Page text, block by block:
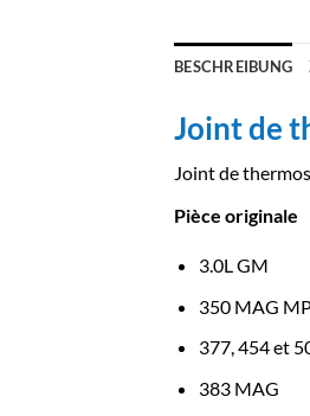
BESCHREIBUNG
Joint de
Joint de
Pièce originale
3.0L GM
350 MAG
377, 454 et
383 MAG